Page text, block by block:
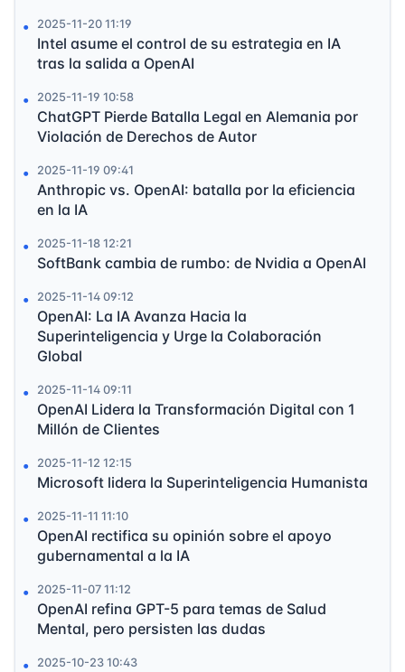
2025-11-20 11:19
Intel asume el control de su estrategia en IA
tras la salida a OpenAI
2025-11-19 10:58
ChatGPT Pierde Batalla Legal en Alemania por
Violación de Derechos de Autor
2025-11-19 09:41
Anthropic vs. OpenAI: batalla por la eficiencia
en la IA
2025-11-18 12:21
SoftBank cambia de rumbo: de Nvidia a OpenAI
2025-11-14 09:12
OpenAI: La IA Avanza Hacia la
Superinteligencia y Urge la Colaboración
Global
2025-11-14 09:11
OpenAI Lidera la Transformación Digital con 1
Millón de Clientes
2025-11-12 12:15
Microsoft lidera la Superinteligencia Humanista
2025-11-11 11:10
OpenAI rectifica su opinión sobre el apoyo
gubernamental a la IA
2025-11-07 11:12
OpenAI refina GPT-5 para temas de Salud
Mental, pero persisten las dudas
2025-10-23 10:43